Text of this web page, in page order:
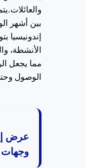
والعائلات.
بين أشهر
إندونيسيا
الأنشطة،
مما يجعل
الوصول